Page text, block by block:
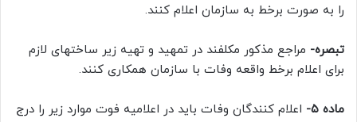
را به صورت برخط به سازمان اعلام کنند.
تبصره- مراجع مذکور مکلفند در تمهید و تهیه زیر ساختهای لازم
برای اعلام برخط واقعه وفات با سازمان همکاری کنند.
ماده ۵-
اعلام کنندگان وفات باید در اعلامیه فوت موارد زیر را درج